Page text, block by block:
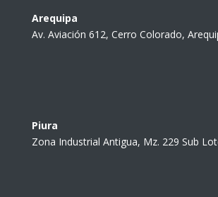
Arequipa
Av. Aviación 612, Cerro Colorado,
Piura
Zona Industrial Antigua, Mz. 229 Sub